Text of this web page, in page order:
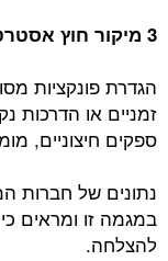
3 מיקור חוץ אסטרטגי:
הגדרת פונקציות
זמניים או הדרכות
ספקים חיצוניים,
נתונים של חברות
במגמה זו ומראים
להצלחה.